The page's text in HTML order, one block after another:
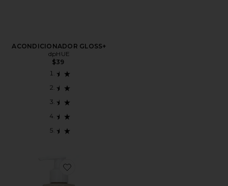
ACONDICIONADOR GLOSS+
dpHUE
$39
Favorite COLOR SEMIPERMANENTE GLOSS+